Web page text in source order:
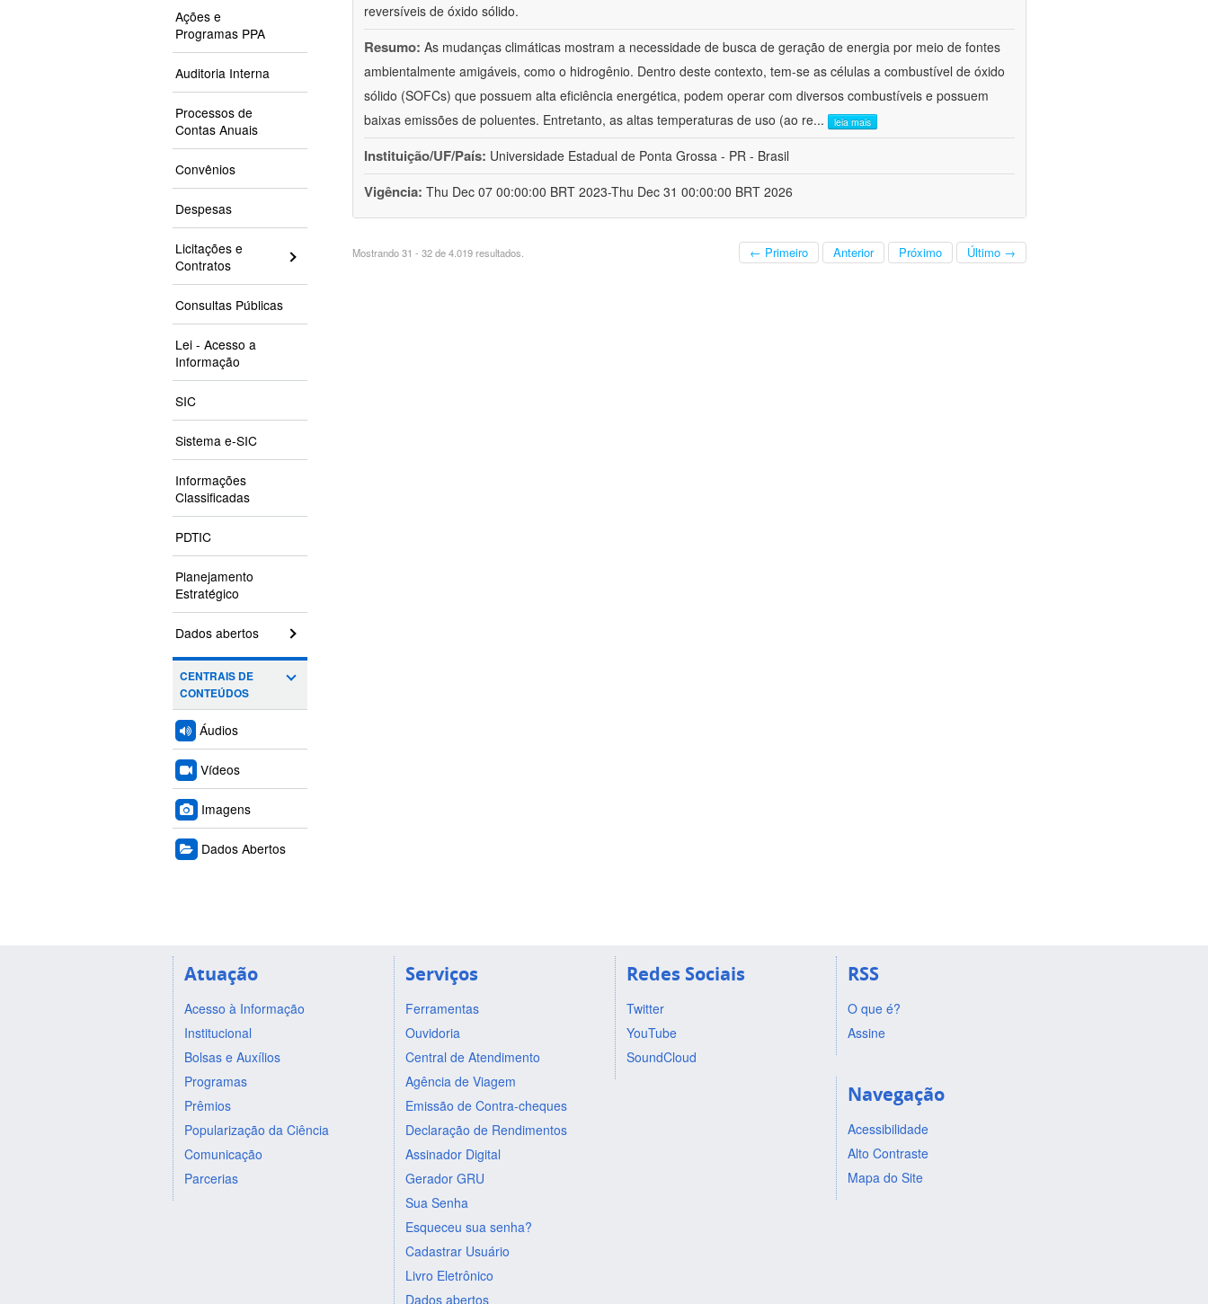
Ações e
Programas PPA
Auditoria Interna
Processos de
Contas Anuais
Convênios
Despesas
Licitações e
Contratos
Consultas Públicas
Lei - Acesso a
Informação
SIC
Sistema e-SIC
Informações
Classificadas
PDTIC
Planejamento
Estratégico
Dados abertos
CENTRAIS DE
CONTEÚDOS
Áudios
Vídeos
Imagens
Dados Abertos
reversíveis de óxido sólido.
Resumo: As mudanças climáticas mostram a necessidade de busca de geração de energia por meio de fontes
ambientalmente amigáveis, como o hidrogênio. Dentro deste contexto, tem-se as células a combustível de óxido
sólido (SOFCs) que possuem alta eficiência energética, podem operar com diversos combustíveis e possuem
baixas emissões de poluentes. Entretanto, as altas temperaturas de uso (ao re... leia mais
Instituição/UF/País: Universidade Estadual de Ponta Grossa - PR - Brasil
Vigência: Thu Dec 07 00:00:00 BRT 2023-Thu Dec 31 00:00:00 BRT 2026
Mostrando 31 - 32 de 4.019 resultados. ← Primeiro Anterior Próximo Último →
Atuação
Acesso à Informação
Institucional
Bolsas e Auxílios
Programas
Prêmios
Popularização da Ciência
Comunicação
Parcerias
Serviços
Ferramentas
Ouvidoria
Central de Atendimento
Agência de Viagem
Emissão de Contra-cheques
Declaração de Rendimentos
Assinador Digital
Gerador GRU
Sua Senha
Esqueceu sua senha?
Cadastrar Usuário
Livro Eletrônico
Dados abertos
Redes Sociais
Twitter
YouTube
SoundCloud
RSS
O que é?
Assine
Navegação
Acessibilidade
Alto Contraste
Mapa do Site